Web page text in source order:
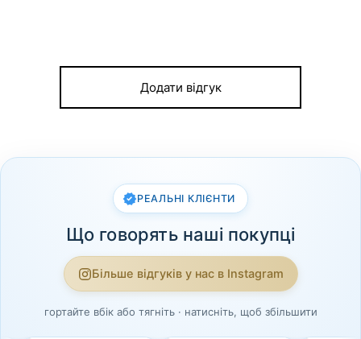
Додати відгук
РЕАЛЬНІ КЛІЄНТИ
Що говорять наші покупці
Більше відгуків у нас в Instagram
гортайте вбік або тягніть · натисніть, щоб збільшити